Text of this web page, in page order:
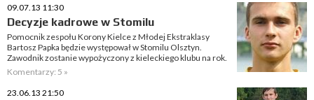
09.07.13 11:30
Decyzje kadrowe w Stomilu
Pomocnik zespołu Korony Kielce z Młodej Ekstraklasy
Bartosz Papka będzie występował w Stomilu Olsztyn.
Zawodnik zostanie wypożyczony z kieleckiego klubu na rok.
Komentarzy: 5 »
23.06.13 21:50